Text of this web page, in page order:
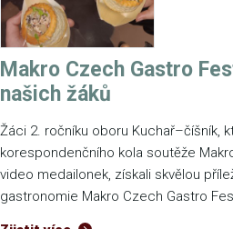
Makro Czech Gastro
našich žáků
Žáci 2. ročníku oboru Kuchař–číšník,
korespondenčního kola soutěže
video medailonek, získali skvělou
gastronomie Makro Czech Gastro